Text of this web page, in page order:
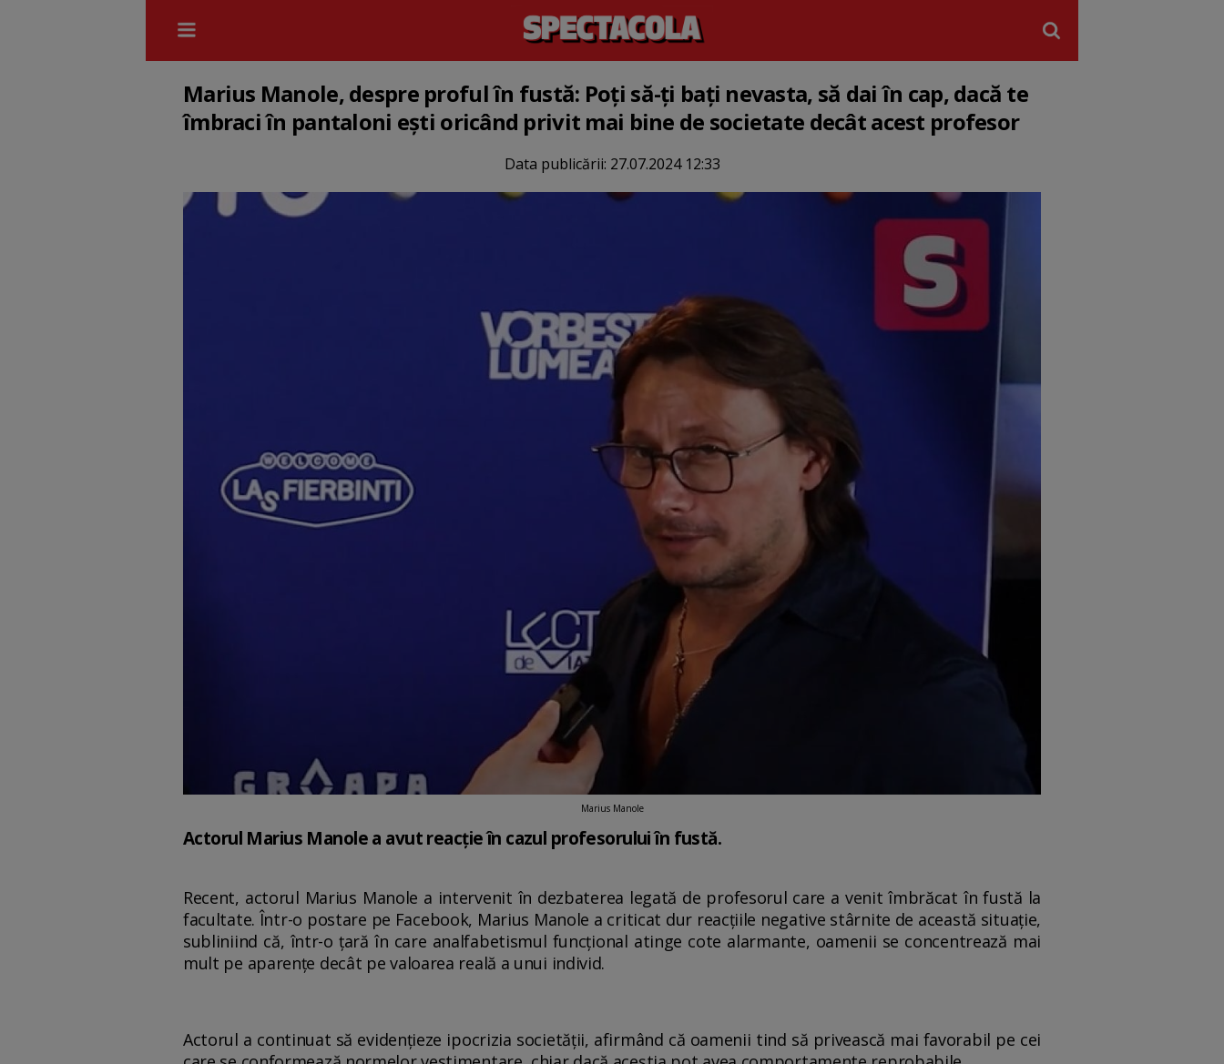
Marius Manole, despre proful în fustă: Poți să-ți bați nevasta, să dai în cap, dacă te
îmbraci în pantaloni ești oricând privit mai bine de societate decât acest profesor
Data publicării: 27.07.2024 12:33
Marius Manole
Actorul Marius Manole a avut reacție în cazul profesorului în fustă.
Recent, actorul Marius Manole a intervenit în dezbaterea legată de profesorul care a venit îmbrăcat în fustă la
facultate. Într-o postare pe Facebook, Marius Manole a criticat dur reacțiile negative stârnite de această situație,
subliniind că, într-o țară în care analfabetismul funcțional atinge cote alarmante, oamenii se concentrează mai
mult pe aparențe decât pe valoarea reală a unui individ.
Actorul a continuat să evidențieze ipocrizia societății, afirmând că oamenii tind să privească mai favorabil pe cei